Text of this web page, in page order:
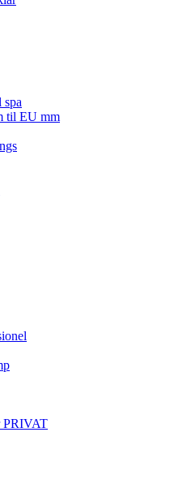
til EU mm
PRIVAT